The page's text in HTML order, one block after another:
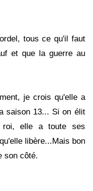
tous ce qu'il faut
et que la guerre au
je crois qu'elle a
saison 13... Si on élit
roi, elle a toute ses
libère...Mais bon
son côté.